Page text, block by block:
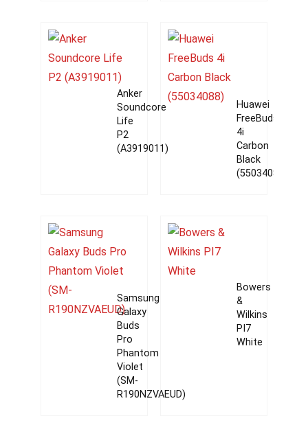
Anker
Soundcore
Life
P2
(A3919011)
Huawei
FreeBuds
4i
Carbon
Black
(55034088)
Samsung
Galaxy
Buds
Pro
Phantom
Violet
(SM-
R190NZVAEUD)
Bowers
&
Wilkins
PI7
White